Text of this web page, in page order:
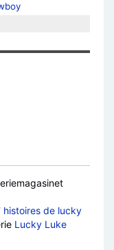
histoires de lucky
Lucky Luke